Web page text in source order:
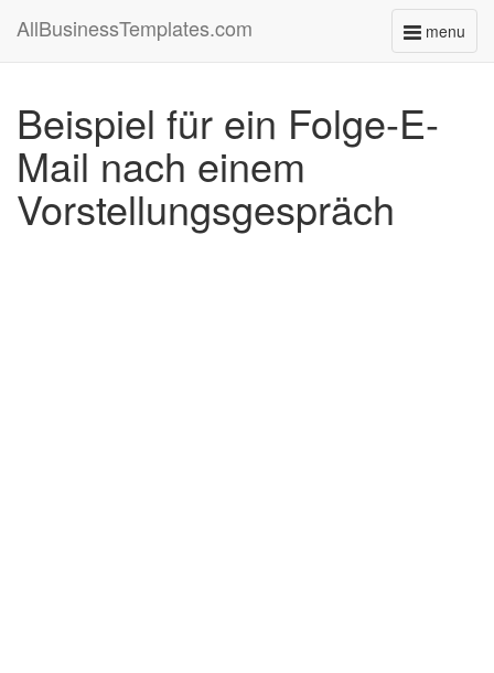
menu
Toggle
AllBusinessTemplates.com
Beispiel für ein Folge-E-
Mail nach einem
Vorstellungsgespräch